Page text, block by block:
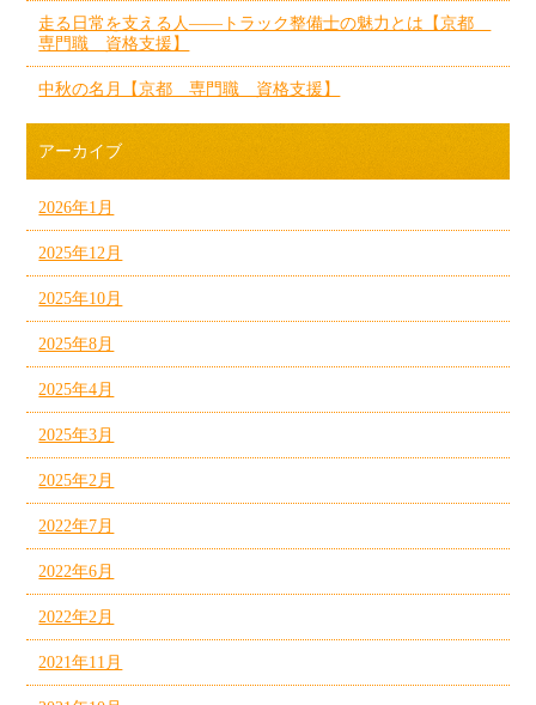
走る日常を支える人——トラック整備士の魅力とは【京都
専門職 資格支援】
中秋の名月【京都 専門職 資格支援】
アーカイブ
2026年1月
2025年12月
2025年10月
2025年8月
2025年4月
2025年3月
2025年2月
2022年7月
2022年6月
2022年2月
2021年11月